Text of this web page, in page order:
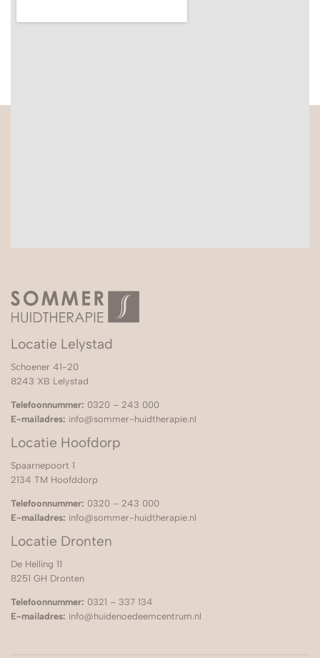
Locatie Lelystad
Schoener 41-20
8243 XB Lelystad
Telefoonnummer: 0320 – 243 000
E-mailadres: info@sommer-huidtherapie.nl
Locatie Hoofdorp
Spaarnepoort 1
2134 TM Hoofddorp
Telefoonnummer: 0320 – 243 000
E-mailadres: info@sommer-huidtherapie.nl
Locatie Dronten
De Helling 11
8251 GH Dronten
Telefoonnummer: 0321 – 337 134
E-mailadres: info@huidenoedeemcentrum.nl